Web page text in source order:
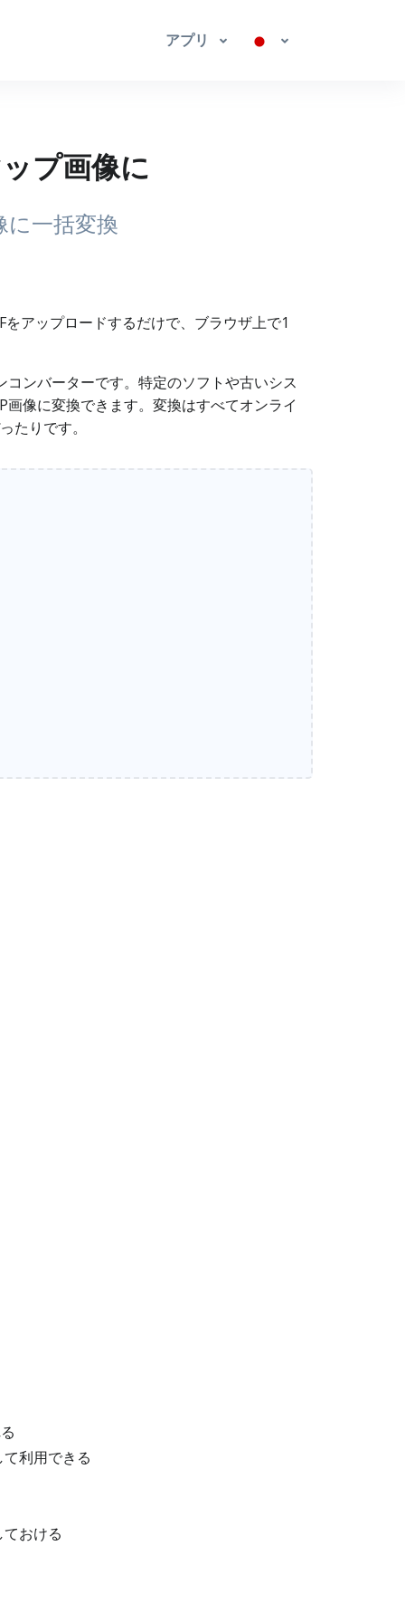
アプリ
プ画像に
一括変換
アップロードするだけで、ブラウザ上で1
ンバーターです。特定のソフトや古いシス
像に変換できます。変換はすべてオンライ
たりです。
利用できる
おける